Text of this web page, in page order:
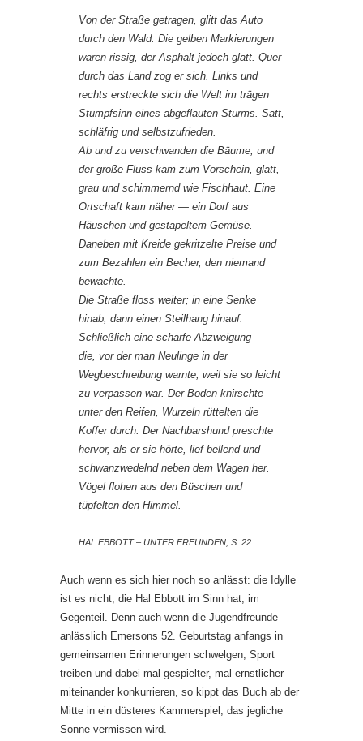
Von der Straße getragen, glitt das Auto
durch den Wald. Die gelben Markierungen
waren rissig, der Asphalt jedoch glatt. Quer
durch das Land zog er sich. Links und
rechts erstreckte sich die Welt im trägen
Stumpfsinn eines abgeflauten Sturms. Satt,
schläfrig und selbstzufrieden.
Ab und zu verschwanden die Bäume, und
der große Fluss kam zum Vorschein, glatt,
grau und schimmernd wie Fischhaut. Eine
Ortschaft kam näher — ein Dorf aus
Häuschen und gestapeltem Gemüse.
Daneben mit Kreide gekritzelte Preise und
zum Bezahlen ein Becher, den niemand
bewachte.
Die Straße floss weiter; in eine Senke
hinab, dann einen Steilhang hinauf.
Schließlich eine scharfe Abzweigung —
die, vor der man Neulinge in der
Wegbeschreibung warnte, weil sie so leicht
zu verpassen war. Der Boden knirschte
unter den Reifen, Wurzeln rüttelten die
Koffer durch. Der Nachbarshund preschte
hervor, als er sie hörte, lief bellend und
schwanzwedelnd neben dem Wagen her.
Vögel flohen aus den Büschen und
tüpfelten den Himmel.
HAL EBBOTT – UNTER FREUNDEN, S. 22
Auch wenn es sich hier noch so anlässt: die Idylle
ist es nicht, die Hal Ebbott im Sinn hat, im
Gegenteil. Denn auch wenn die Jugendfreunde
anlässlich Emersons 52. Geburtstag anfangs in
gemeinsamen Erinnerungen schwelgen, Sport
treiben und dabei mal gespielter, mal ernstlicher
miteinander konkurrieren, so kippt das Buch ab der
Mitte in ein düsteres Kammerspiel, das jegliche
Sonne vermissen wird.